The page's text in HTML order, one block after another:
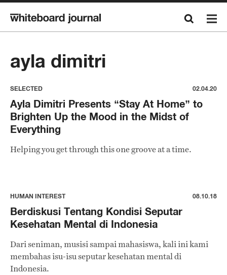
ayla dimitri
SELECTED 02.04.20
Ayla Dimitri Presents “Stay At Home” to
Brighten Up the Mood in the Midst of
Everything
Helping you get through this one groove at a time.
HUMAN INTEREST 08.10.18
Berdiskusi Tentang Kondisi Seputar
Kesehatan Mental di Indonesia
Dari seniman, musisi sampai mahasiswa, kali ini kami
membahas isu-isu seputar kesehatan mental di
Indonesia.